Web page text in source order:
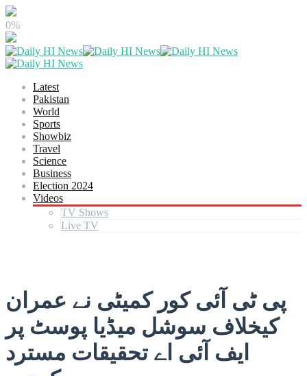
0%
Latest
Pakistan
World
Sports
Showbiz
Travel
Science
Business
Election 2024
Videos
TV Shows
Live TV
پی ٹی آئی کور کمیٹی نے عمران
کیخلاف سوشل میڈیا پوسٹ پر
ایف آئی اے تحقیقات مسترد